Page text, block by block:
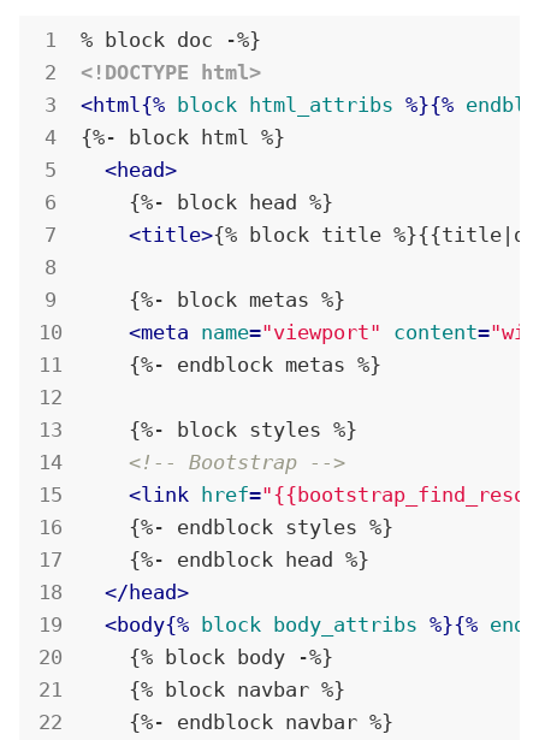
<!DOCTYPE html>
<html{% block html_attribs %}{%
{%- block html %}
<head>
    {%- block head %}
<title>{% block title
    {%- block metas %}
<meta name="viewport" content=
    {%- endblock metas %}
    {%- block styles %}
<!-- Bootstrap -->
<link href=
    {%- endblock styles %}
    {%- endblock head %}
</head>
<body{% block body_attribs %}{%
    {% block body -%}
    {% block navbar %}
    {%- endblock navbar %}